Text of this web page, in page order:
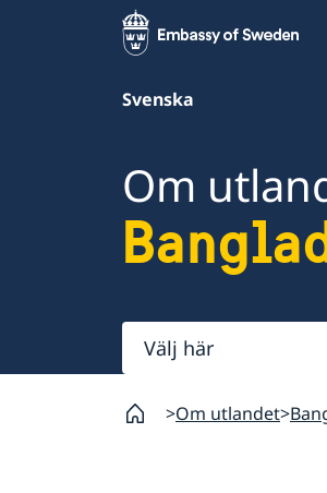
Svenska
Om
Välj
här
Om utlandet